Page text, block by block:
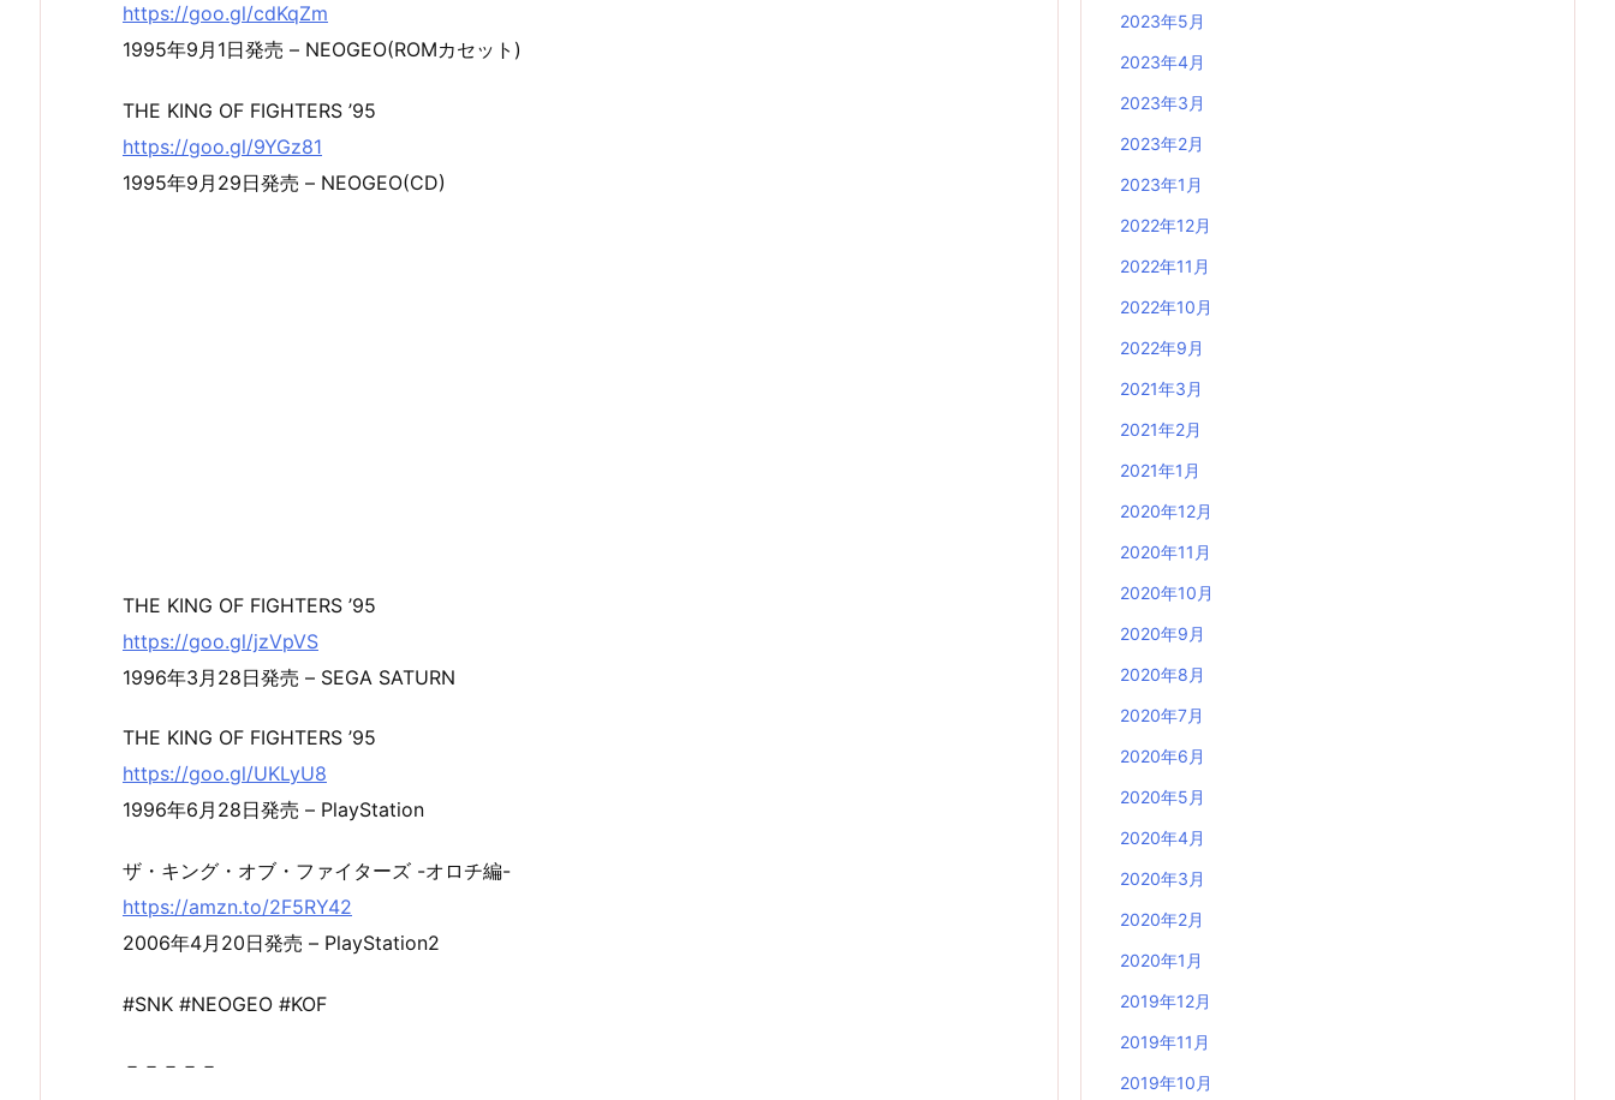
https://goo.gl/cdKqZm
1995年9月1日発売 – NEOGEO(ROMカセット)
THE KING OF FIGHTERS ’95
https://goo.gl/9YGz81
1995年9月29日発売 – NEOGEO(CD)
THE KING OF FIGHTERS ’95
https://goo.gl/jzVpVS
1996年3月28日発売 – SEGA SATURN
THE KING OF FIGHTERS ’95
https://goo.gl/UKLyU8
1996年6月28日発売 – PlayStation
ザ・キング・オブ・ファイターズ -オロチ編-
https://amzn.to/2F5RY42
2006年4月20日発売 – PlayStation2
#SNK #NEOGEO #KOF
－－－－－
2023年5月
2023年4月
2023年3月
2023年2月
2023年1月
2022年12月
2022年11月
2022年10月
2022年9月
2021年3月
2021年2月
2021年1月
2020年12月
2020年11月
2020年10月
2020年9月
2020年8月
2020年7月
2020年6月
2020年5月
2020年4月
2020年3月
2020年2月
2020年1月
2019年12月
2019年11月
2019年10月